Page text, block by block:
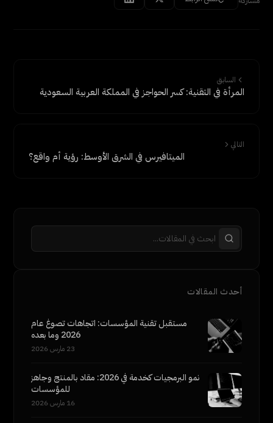
السابق
المرأة في التقنية: كسر الحواجز في المملكة العربية السعودية
التالي
الميتافيرس في الشرق الأوسط: رؤية أم واقع؟
أحدث المقالات
مستقبل تقنية المؤسسات: اتجاهات تصوغ عام
2026 وما بعده
23 مارس 2026
نمو البرمجيات كخدمة في 2026: مقاد بالمنتج وجاهز
للمؤسسات
16 مارس 2026